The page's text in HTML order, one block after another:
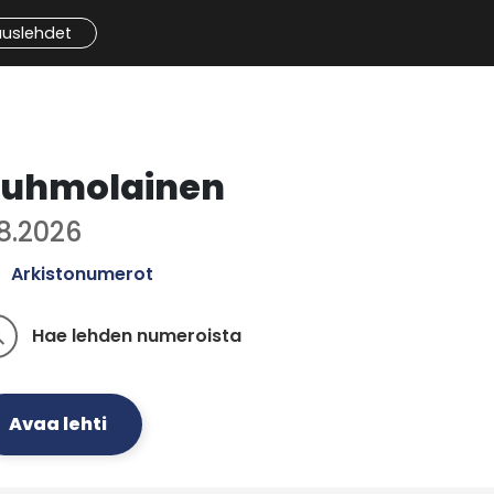
Arkistonumerot
Hae lehden numeroista
Avaa lehti